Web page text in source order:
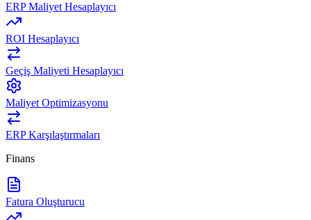
ERP Maliyet Hesaplayıcı
ROI Hesaplayıcı
Geçiş Maliyeti Hesaplayıcı
Maliyet Optimizasyonu
ERP Karşılaştırmaları
Finans
Fatura Oluşturucu